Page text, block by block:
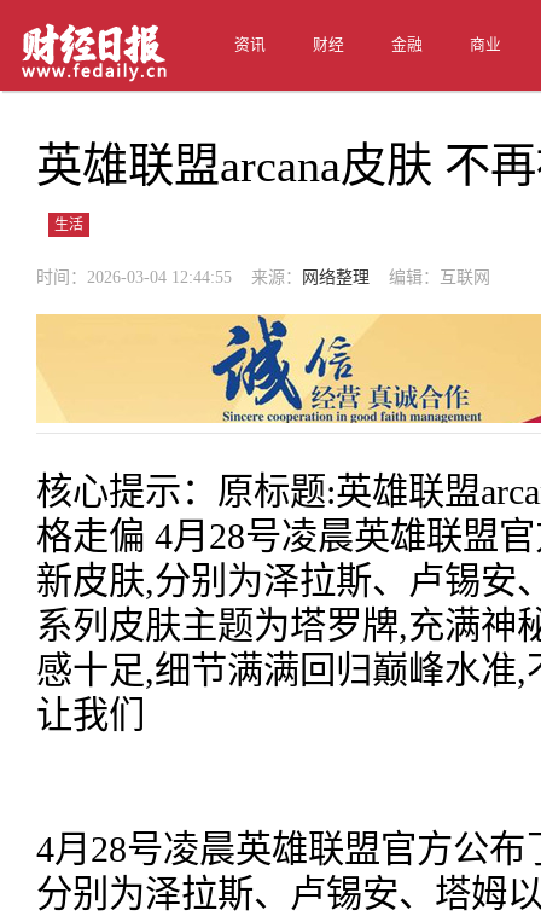
资讯 财经 金融 商业
英雄联盟arcana皮肤 不
生活
时间：2026-03-04 12:44:55 来源： 网络整理 编辑：互联网
核心提示：原标题:英雄联盟
格走偏 4月28号凌晨英雄联盟
新皮肤,分别为泽拉斯、卢锡安
系列皮肤主题为塔罗牌,充满神
感十足,细节满满回归巅峰水准
让我们
4月28号凌晨英雄联盟官方公
分别为泽拉斯、卢锡安、塔姆